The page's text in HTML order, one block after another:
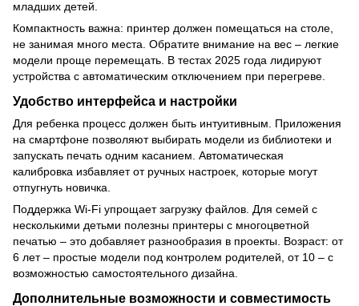
младших детей.
Компактность важна: принтер должен помещаться на столе,
не занимая много места. Обратите внимание на вес – легкие
модели проще перемещать. В тестах 2025 года лидируют
устройства с автоматическим отключением при перегреве.
Удобство интерфейса и настройки
Для ребенка процесс должен быть интуитивным. Приложения
на смартфоне позволяют выбирать модели из библиотеки и
запускать печать одним касанием. Автоматическая
калибровка избавляет от ручных настроек, которые могут
отпугнуть новичка.
Поддержка Wi-Fi упрощает загрузку файлов. Для семей с
несколькими детьми полезны принтеры с многоцветной
печатью – это добавляет разнообразия в проекты. Возраст: от
6 лет – простые модели под контролем родителей, от 10 – с
возможностью самостоятельного дизайна.
Дополнительные возможности и совместимость